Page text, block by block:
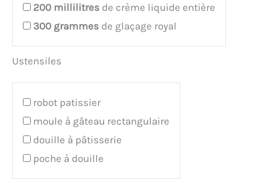
200 millilitres de crème liquide entière
300 grammes de glaçage royal
Ustensiles
robot patissier
moule à gâteau rectangulaire
douille à pâtisserie
poche à douille